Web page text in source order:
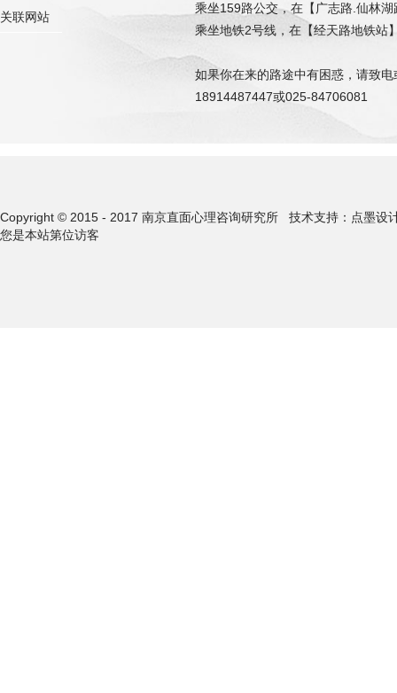
关联网站
乘坐159路公交，在【广志路.仙林湖
乘坐地铁2号线，在【经天路地铁站
如果你在来的路途中有困惑，请致
18914487447或025-84706081
Copyright © 2015 - 2017 南京直面心理咨询研究所 技术支持：点墨设
您是本站第位访客